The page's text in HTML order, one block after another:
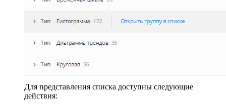
Для представления списка доступны следующие
действия: